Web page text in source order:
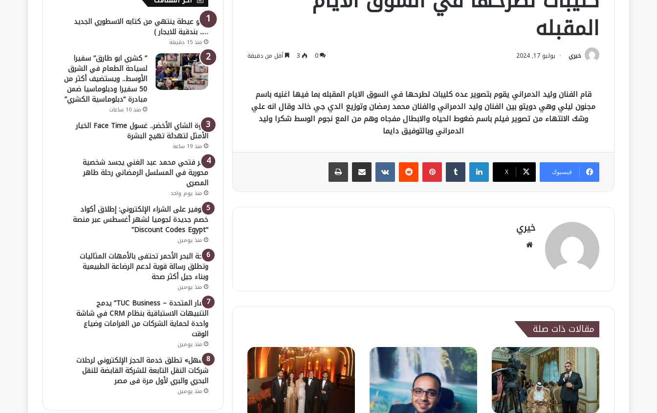
المقبله
خيري يوليو 17, 2024 0
3 أقل من دقيقة
قام الفنان وليد الدمراني يقوم بتصوير عده كليبات لطرحها في السوق الايام المقبله بما فيها اغنيه باسم
مجنون ليلي وهي دويتو بين الفنان وليد الدمراني والفنان محمد رمضان وتوزيع الدي جي خالد وقال انه علي
وشك الانتهاء من تصوير فيلم باسم ضغوط الحياه والابطال مفجاه وهم من المع نجوم الوسط شكرا وليد
الدمراني وبالتوفيق دايما
فيسبوك ‫X
لينكدإن بينتيريست مشاركة عبر البريد طباعة
خيري
مقالات ذات صلة
( أبو عيطة ينتهي من كتابه الاسطوري الجديد
….. بندقية للايجار )
منذ 15 دقيقة
” كشري ابو طارق” سفيرا
لسياحة الطعام في الشرق
الأوسط.. ويستضيف أكثر من
50 سفيرا ودبلوماسيا ضمن
مبادرة “دبلوماسية الكشري”
منذ 10 ساعات
قوة الشاي الأخضر.. غسول Face Time الخيار
الأمثل لتهدئة تهيج البشرة
منذ 19 ساعة
عمر فتحي محمد عبد الغني يجسد شخصية
محورية في المسلسل الرمضاني رحلة طاهر
المصري
منذ يوم واحد
للتوفير على الشراء الإلكتروني: إطلاق أكواد
خصم جديدة لجوميا لشهر أغسطس عبر منصة
“Discount Codes Egypt”
منذ يومين
صحة البحر الأحمر تحتفى بالأمهات المثاليات
وتطلق رسالة قوية لدعم الرضاعة الطبيعية
وبناء جيل أكثر صحة
منذ يومين
“ثمار المتحدة – TUC Business” يدمج
التنبيهات الاستباقية بنظام CRM في شاشة
واحدة لحماية الشركات من الغرامات وضياع
الوقت
منذ يومين
«سهل» تطلق خدمة الحجز الإلكتروني لرحلات
شركات النقل التابعة للشركة القابضة للنقل
البحري والبري لأول مرة فى مصر
منذ يومين